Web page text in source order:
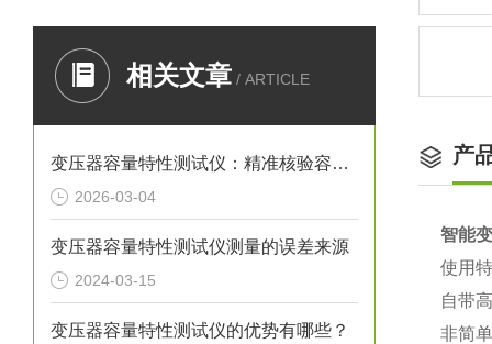
相关文章 / ARTICLE
变压器容量特性测试仪：精准核验容量，筑牢电费计量防线
2026-03-04
变压器容量特性测试仪测量的误差来源
2024-03-15
变压器容量特性测试仪的优势有哪些？
产
智能
使用
自带
非简